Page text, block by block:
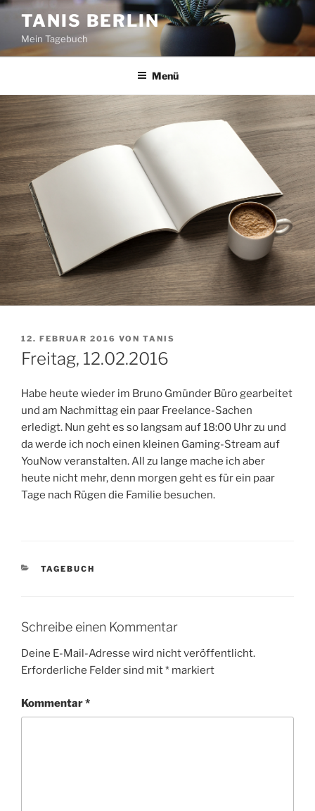
Zum
Inhalt
springen
TANIS BERLIN
Mein Tagebuch
Menü
VERÖFFENTLICHT
AM
12. FEBRUAR 2016 VON TANIS
Freitag, 12.02.2016
Habe heute wieder im Bruno Gmünder Büro gearbeitet
und am Nachmittag ein paar Freelance-Sachen
erledigt. Nun geht es so langsam auf 18:00 Uhr zu und
da werde ich noch einen kleinen Gaming-Stream auf
YouNow veranstalten. All zu lange mache ich aber
heute nicht mehr, denn morgen geht es für ein paar
Tage nach Rügen die Familie besuchen.
KATEGORIEN
TAGEBUCH
Schreibe einen Kommentar
Deine E-Mail-Adresse wird nicht veröffentlicht.
Erforderliche Felder sind mit* markiert
Kommentar*